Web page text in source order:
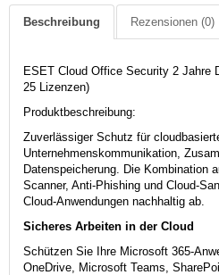
Beschreibung Rezensionen (0)
ESET Cloud Office Security 2 Jahre
25 Lizenzen)
Produktbeschreibung:
Zuverlässiger Schutz für
Unternehmenskommunikation,
Datenspeicherung. Die Kombination
Scanner, Anti-Phishing und Cloud-
Cloud-Anwendungen nachhaltig ab.
Sicheres Arbeiten in der Cloud
Schützen Sie Ihre Microsoft 365-
OneDrive, Microsoft Teams,